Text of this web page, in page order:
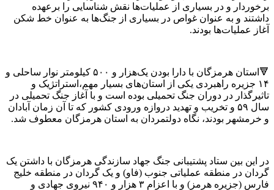
برخوردار و در بسیاری از عملیات‌ها نقش شناسایی را برعهده
داشتند و به عنوان غواص در بسیاری از جنگ‌ها به عنوان خط شکن
آغاز عملیات‌ها بودند.
🔻استان هرمزگان با دارا بودن یک‌هزار و ۵۰۰ کیلومتر نوار ساحلی و
۱۴ جزیره راهبردی یکی از استان‌های بسیار مهم،استراتژیک و
تاثیرگذار در دوران جنگ تحمیلی بوده است و با آغاز جنگ تحمیلی در
سال ۵۹ و تخریب و تهدید دروازه ورودی کشور که تا آن زمان آبادان
و خرمشهر بودند، نگاه دولتمردان به استان هرمزگان معطوف شد.
در این بین ستاد پشتیبانی جنگ جهاد سازندگی هرمزگان با داشتن یک
گردان در منطقه عملیاتی جنوب (فاو) و یک گردان در منطقه خلیج
فارس (جزیره هرمز) و با اعزام ۳ هزار و ۹۴۰ نیروی جهادی و